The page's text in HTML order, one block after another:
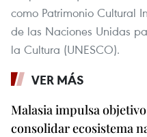
como Patrimonio Cultural
de las Naciones Unidas
la Cultura (UNESCO).
VER MÁS
Malasia impulsa
consolidar ecosistema